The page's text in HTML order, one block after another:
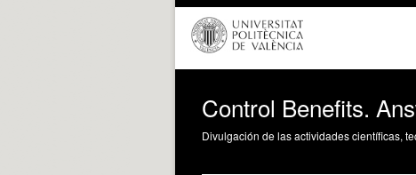
Control Benefits.
Divulgación de las actividades científicas,